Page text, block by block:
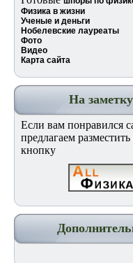
Физика в жизни
Ученые и деньги
Нобелевские лауреаты
Фото
Видео
Карта сайта
На заметку
Если вам понравился
предлагаем
кнопку